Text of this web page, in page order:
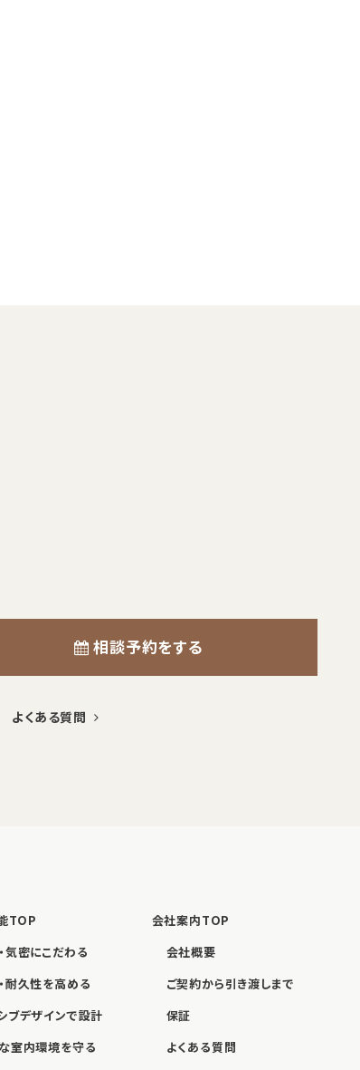
相談予約をする
よくある質問
TOP
気密にこだわる
耐久性を高める
ブデザインで設計
室内環境を守る
会社案内TOP
会社概要
ご契約から引き渡しまで
保証
よくある質問